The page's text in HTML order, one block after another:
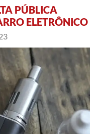
PÚBLICA
ELETRÔNICO